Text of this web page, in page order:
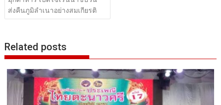
ส่งคืนภูมิลำเนาอย่างสมเกียรติ
Related posts